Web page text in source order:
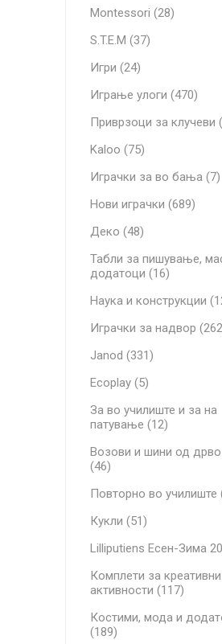
Montessori (28)
S.T.E.M (37)
Игри (24)
Играње улоги (470)
Приврзоци за клучеви
Kaloo (75)
Играчки за во бања (7)
Нови играчки (689)
Деко (48)
Табли за пишување,
додатоци (16)
Наука и конструкции
Играчки за надвор
Janod (331)
Ecoplay (5)
За во училиште и за на
патување (12)
Возови и шини од
(46)
Повторно во училиште
Кукли (51)
Lilliputiens Есен-Зима
Комплети за креативни
активности (117)
Костими, мода и
(189)